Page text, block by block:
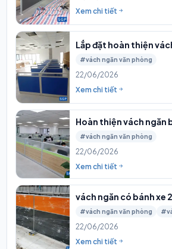
Xem chi tiết
Lắp đặt hoàn thiện
#vách ngăn văn phòng
22/06/2026
Xem chi tiết
Hoàn thiện vách ngăn
#vách ngăn văn phòng
22/06/2026
Xem chi tiết
vách ngăn có bánh xe
#vách ngăn văn phòng
22/06/2026
Xem chi tiết